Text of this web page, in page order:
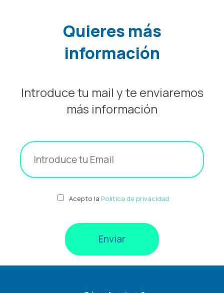
Quieres más
información
Introduce tu mail y te enviaremos
más información
Acepto la Política de privacidad